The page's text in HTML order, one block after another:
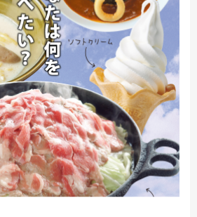
おすすめコース
団体プラン
採用情報